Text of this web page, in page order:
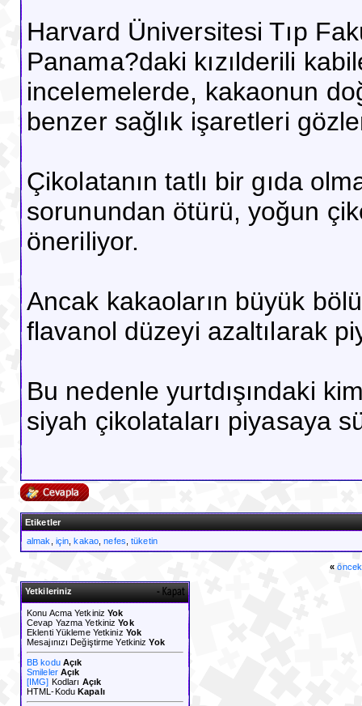
Harvard Üniversitesi Tıp
Panama?daki kızılderili
incelemelerde, kakaonun
benzer sağlık işaretleri
Çikolatanın tatlı bir gıda
sorunundan ötürü, yoğun
öneriliyor.
Ancak kakaoların büyük
flavanol düzeyi azaltılarak
Bu nedenle yurtdışındaki
siyah çikolataları piyasaya
Etiketler
almak
için ,kakao ,nefes ,tüketin
«
Yetkileriniz
Konu Acma YetkinizYok
Cevap Yazma YetkinizYok
Eklenti Yükleme Yetkiniz Yok
Mesajınızı Değiştirme YetkinizYok
BB kodu Açık
Smileler Açık
[IMG] Kodları Açık
HTML-KoduKapalı